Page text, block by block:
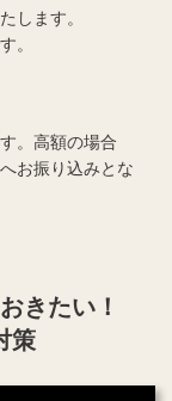
します。
。
。高額の場合
お振り込みとな
きたい！
策